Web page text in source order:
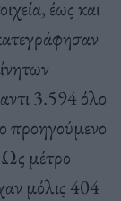
έως και
3.594 όλο
προηγούμενο
Ως μέτρο
μόλις 404